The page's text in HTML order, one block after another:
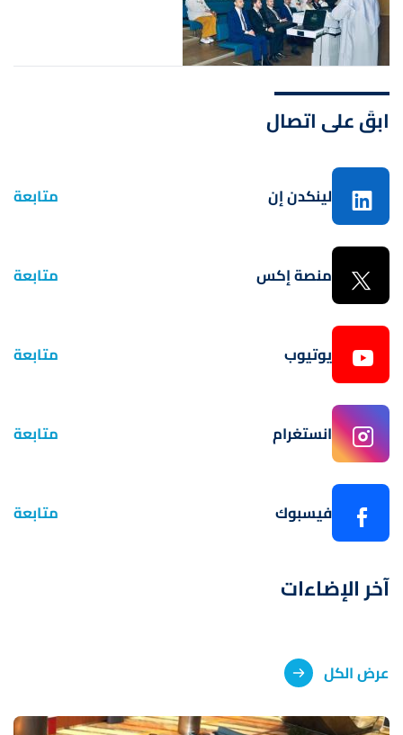
ابقَ على اتصال
لينكدن إن متابعة
منصة إكس متابعة
يوتيوب متابعة
انستغرام متابعة
فيسبوك متابعة
آخر الإضاءات
عرض الكل